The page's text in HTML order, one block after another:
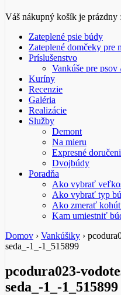
Váš nákupný košík je prázdny
Zateplené psie búdy
Zateplené domčeky pre
Príslušenstvo
Vankúše pre psov
Kuríny
Recenzie
Galéria
Realizácie
Služby
Demont
Na mieru
Expresné
Dvojbúdy
Poradňa
Ako vybrať
Ako vybrať typ
Ako zmerať
Kam umiestniť
Domov › Vankúšiky ›
seda_-1_-1_515899
pcodura023-
seda_-1_-1_515899